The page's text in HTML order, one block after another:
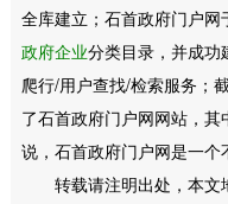
全库建立；石首政府门户
政府企业分类目录，并成功
爬行/用户查找/检索服务；
了石首政府门户网网站，其
说，石首政府门户网是一个
转载请注明出处，本文